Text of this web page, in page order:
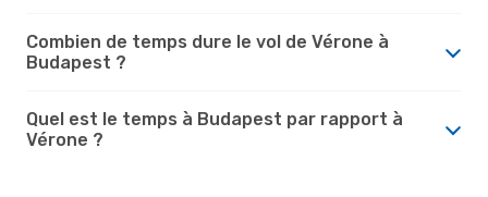
Combien de temps dure le vol de Vérone à
Budapest ?
Quel est le temps à Budapest par rapport à
Vérone ?